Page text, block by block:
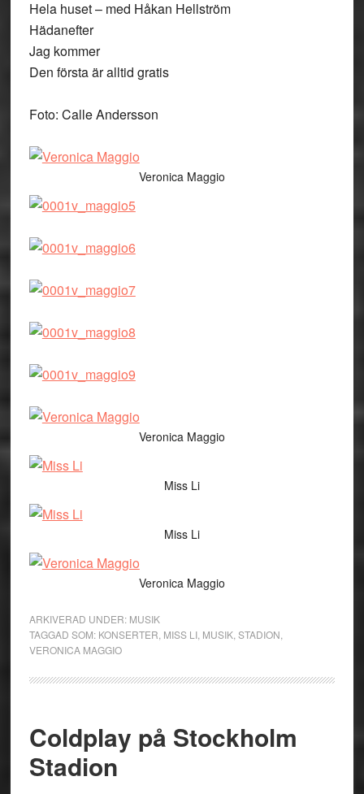
Hela huset – med Håkan Hellström
Hädanefter
Jag kommer
Den första är alltid gratis
Foto: Calle Andersson
Veronica Maggio
Veronica Maggio
Miss Li
Miss Li
Veronica Maggio
ARKIVERAD UNDER: MUSIK
TAGGAD SOM: KONSERTER MISS LI, MUSIK, STADION
VERONICA MAGGIO
Coldplay på Stockholm
Stadion